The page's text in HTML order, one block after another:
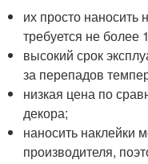
их просто наносить
требуется не более
высокий срок
за перепадов
низкая цена по
декора;
наносить наклейки
производителя,